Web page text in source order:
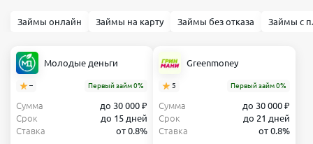
Займы онлайн Займы на карту Займы без отказа Займы с
Молодые деньги
– Первый займ 0%
Сумма
до 30 000 ₽
Срок
до 15 дней
Ставка
от 0.8%
Greenmoney
5 Первый займ 0%
Сумма
до 30 000 ₽
Срок
до 21 дней
Ставка
от 0.8%